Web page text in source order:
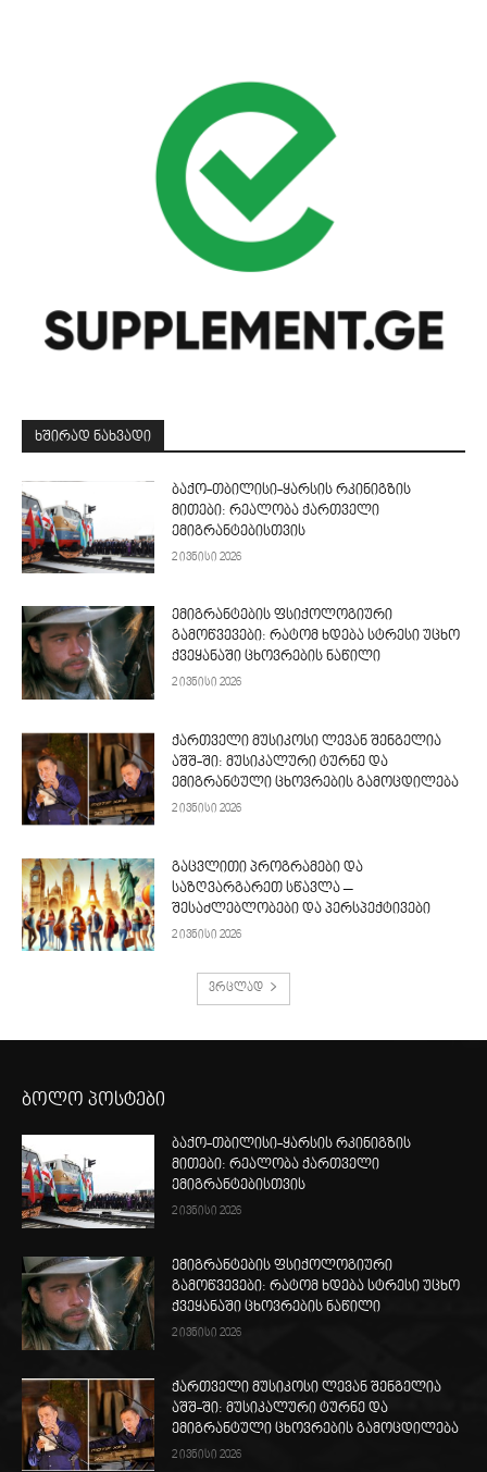
ᲮᲨᲘᲠᲐᲓ ᲜᲐᲮᲕᲐᲓᲘ
ბაქო-თბილისი-ყარსის რკინიგზის
მითები: რეალობა ქართველი
ემიგრანტებისთვის
2 ივნისი 2026
ემიგრანტების ფსიქოლოგიური
გამოწვევები: რატომ ხდება სტრესი უცხო
ქვეყანაში ცხოვრების ნაწილი
2 ივნისი 2026
ქართველი მუსიკოსი ლევან შენგელია
აშშ-ში: მუსიკალური ტურნე და
ემიგრანტული ცხოვრების გამოცდილება
2 ივნისი 2026
გაცვლითი პროგრამები და
საზღვარგარეთ სწავლა –
შესაძლებლობები და პერსპექტივები
2 ივნისი 2026
ვრცლად
ბოლო პოსტები
ბაქო-თბილისი-ყარსის რკინიგზის
მითები: რეალობა ქართველი
ემიგრანტებისთვის
2 ივნისი 2026
ემიგრანტების ფსიქოლოგიური
გამოწვევები: რატომ ხდება სტრესი უცხო
ქვეყანაში ცხოვრების ნაწილი
2 ივნისი 2026
ქართველი მუსიკოსი ლევან შენგელია
აშშ-ში: მუსიკალური ტურნე და
ემიგრანტული ცხოვრების გამოცდილება
2 ივნისი 2026